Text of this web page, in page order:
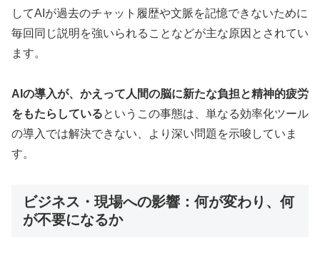
してAIが過去のチャット履歴や文脈を記憶できないために
毎回同じ説明を強いられることなどが主な原因とされてい
ます。
AIの導入が、かえって人間の脳に新たな負担と精神的疲労
をもたらしているというこの事態は、単なる効率化ツール
の導入では解決できない、より深い問題を示唆していま
す。
ビジネス・現場への影響：何が変わり、何
が不要になるか